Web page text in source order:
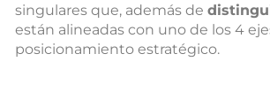
singulares que, además de
están alineadas con uno de los 4
posicionamiento estratégico.